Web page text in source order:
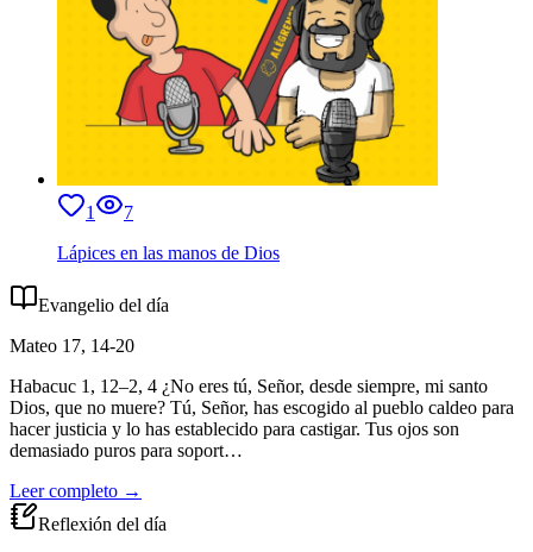
1
7
Lápices en las manos de Dios
Evangelio del día
Mateo 17, 14-20
Habacuc 1, 12–2, 4 ¿No eres tú, Señor, desde siempre, mi santo
Dios, que no muere? Tú, Señor, has escogido al pueblo caldeo para
hacer justicia y lo has establecido para castigar. Tus ojos son
demasiado puros para soport…
Leer completo →
Reflexión del día